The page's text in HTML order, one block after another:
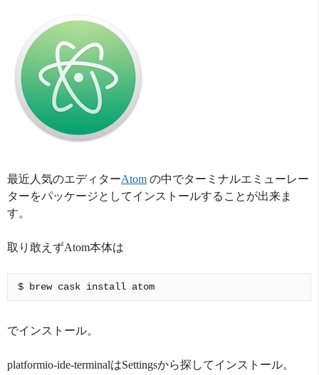
最近人気のエディターAtom の中でターミナルエミューレー
ターをパッケージとしてインストールすることが出来ま
す。
取り敢えずAtom本体は
でインストール。
platformio-ide-terminalはSettingsから探してインストール。